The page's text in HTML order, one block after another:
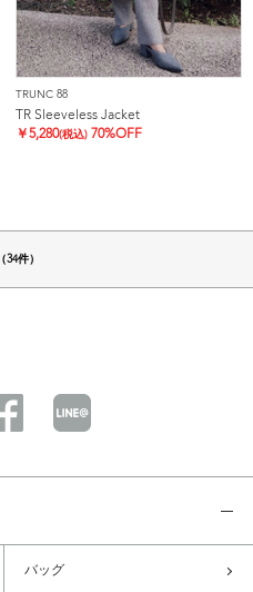
TRUNC 88
TR Sleeveless Jacket
￥5,280(税込) 70%OFF
（34件）
バッグ